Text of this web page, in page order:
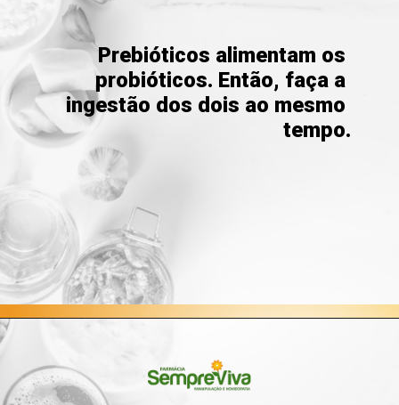
Prebióticos alimentam os
probióticos. Então, faça a
ingestão dos dois ao mesmo
tempo.